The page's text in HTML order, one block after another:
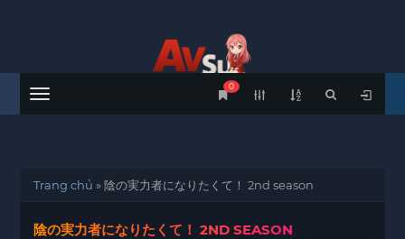
Menu
0
Trang chủ »陰の実力者になりたくて！ 2nd season
陰の実力者になりたくて！ 2ND SEASON